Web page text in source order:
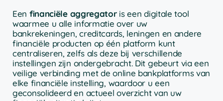
Een financiële aggregatoris een digitale tool
waarmee u alle informatie over uw
bankrekeningen, creditcards, leningen en andere
financiële producten op één platform kunt
centraliseren, zelfs als deze bij verschillende
instellingen zijn ondergebracht. Dit gebeurt via een
veilige verbinding met de online bankplatforms van
elke financiële instelling, waardoor u een
geconsolideerd en actueel overzicht van uw